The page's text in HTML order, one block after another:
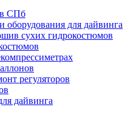
в СПб
оборудования для дайвинга
сухих гидрокостюмов
регуляторов
дайвинга